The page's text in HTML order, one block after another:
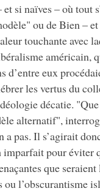
si naïves – où tout
ou de Bien –
touchante avec
américain,
d’entre eux
les vertus du
décatie.
alternatif",
a pas. Il s’agirait
pour éviter
que
ou l’obscurantisme